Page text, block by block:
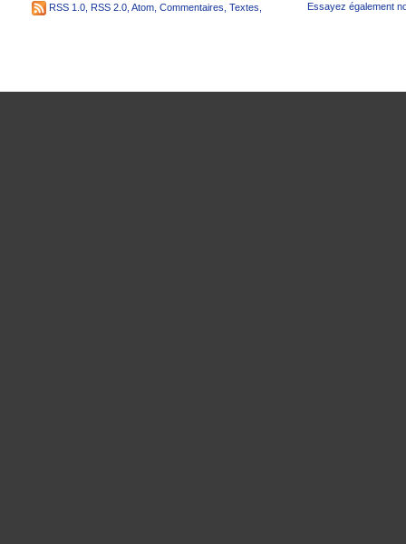
RSS 1.0 RSS 2.0 Atom Commentaires Textes Essayez également